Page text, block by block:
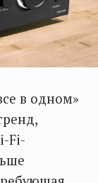
в одном»
Fi-